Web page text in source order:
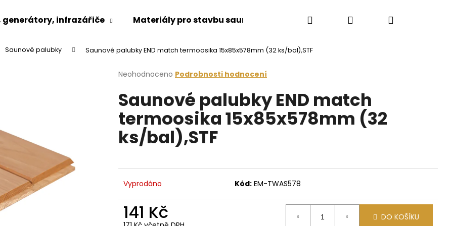
generátory, infrazářiče Materiály pro stavbu sauny Saunové doplňky Doplňkový
Hledat PřihlášeníNákupní
Saunové palubky Saunové palubky END match termoosika 15x85x578mm (32 ks/bal),STF
Průměrné
produktu
je
0,0
z
5
hvězdiček.
Neohodnoceno Podrobnosti hodnocení
Saunové palubky END match
termoosika 15x85x578mm (32
ks/bal),STF
Vyprodáno Kód: EM-TWAS578
141 Kč DO KOŠÍKU
Co potřebujete najít?
HLEDAT
Následující